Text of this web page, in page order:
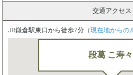
交通アクセス
JR鎌倉駅東口から徒歩7分（現在地からの
段葛 こ寿々